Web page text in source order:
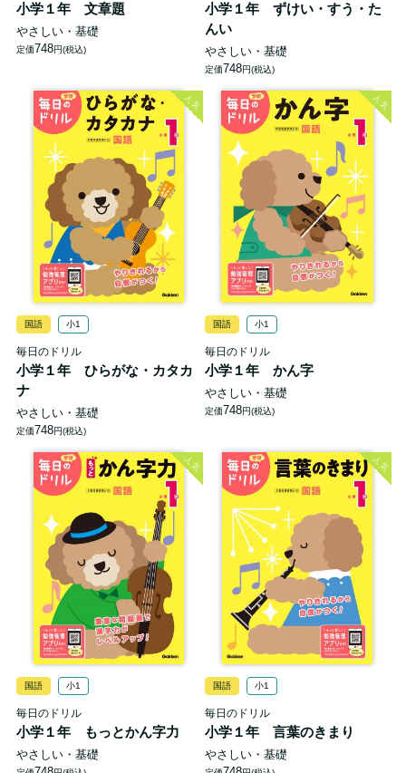
小学１年 文章題
やさしい・基礎
定価748円(税込)
小学１年 ずけい・すう・た
んい
やさしい・基礎
定価748円(税込)
人気
国語 小1
毎日のドリル
小学１年 ひらがな・カタカ
ナ
やさしい・基礎
定価748円(税込)
人気
国語 小1
毎日のドリル
小学１年 かん字
やさしい・基礎
定価748円(税込)
人気
国語 小1
毎日のドリル
小学１年 もっとかん字力
やさしい・基礎
人気
国語 小1
毎日のドリル
小学１年 言葉のきまり
やさしい・基礎